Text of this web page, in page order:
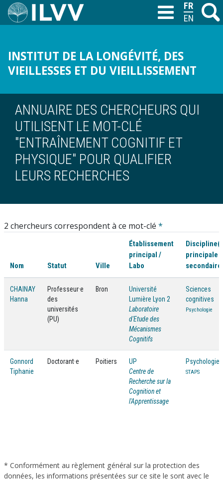
Aller
au
M
INSTITUT DE LA LONGÉVITÉ, DES
VIEILLESSES ET DU VIEILLISSEMENT
T
ANNUAIRE DES CHERCHEURS QUI
UTILISENT LE MOT-CLÉ
"ENTRAÎNEMENT COGNITIF ET
PHYSIQUE" POUR QUALIFIER
LEURS RECHERCHES
2 chercheurs correspondent à ce mot-clé *
Nom Statut Ville
Établissement
principal /
Labo
principale /
CHAINAY
Hanna
Professeur·e
des
universités
(PU)
Bron
Université
Lumière Lyon 2
Laboratoire
d'Etude des
Mécanismes
Cognitifs
Sciences
cognitives
Psychologie
Gonnord
Tiphanie
Doctorant·e Poitiers
UP
Centre de
Recherche sur la
Cognition et
l'Apprentissage
Psychologie
STAPS
* Conformément au règlement général sur la protection des
données, les informations présentées sur ce site le sont avec le
FRANÇAIS
ENGLISH